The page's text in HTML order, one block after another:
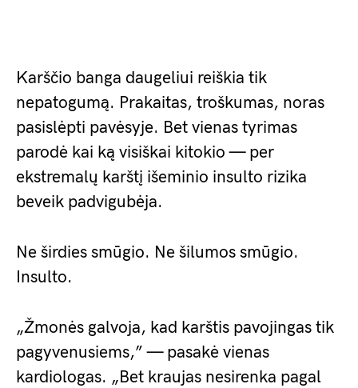
Karščio banga daugeliui reiškia tik
nepatogumą. Prakaitas, troškumas, noras
pasislėpti pavėsyje. Bet vienas tyrimas
parodė kai ką visiškai kitokio — per
ekstremalų karštį išeminio insulto rizika
beveik padvigubėja.
Ne širdies smūgio. Ne šilumos smūgio.
Insulto.
„Žmonės galvoja, kad karštis pavojingas tik
pagyvenusiems,” — pasakė vienas
kardiologas. „Bet kraujas nesirenka pagal